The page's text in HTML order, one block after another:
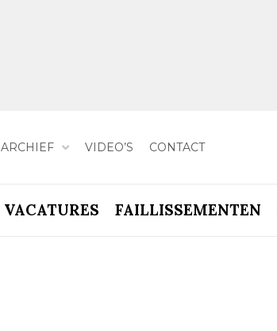
ARCHIEF VIDEO’S CONTACT
VACATURES FAILLISSEMENTEN